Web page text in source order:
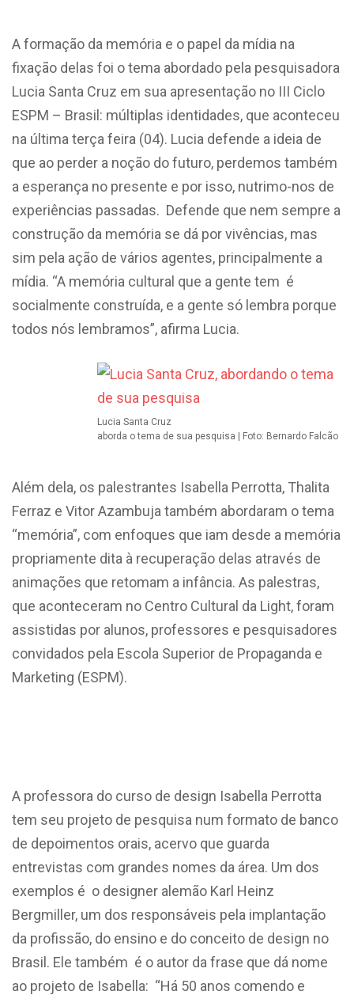
A formação da memória e o papel da mídia na
fixação delas foi o tema abordado pela pesquisadora
Lucia Santa Cruz em sua apresentação no III Ciclo
ESPM – Brasil: múltiplas identidades, que aconteceu
na última terça feira (04). Lucia defende a ideia de
que ao perder a noção do futuro, perdemos também
a esperança no presente e por isso, nutrimo-nos de
experiências passadas. Defende que nem sempre a
construção da memória se dá por vivências, mas
sim pela ação de vários agentes, principalmente a
mídia. “A memória cultural que a gente tem é
socialmente construída, e a gente só lembra porque
todos nós lembramos”, afirma Lucia.
Lucia Santa Cruz
aborda o tema de sua pesquisa | Foto: Bernardo Falcão
Além dela, os palestrantes Isabella Perrotta, Thalita
Ferraz e Vitor Azambuja também abordaram o tema
“memória”, com enfoques que iam desde a memória
propriamente dita à recuperação delas através de
animações que retomam a infância. As palestras,
que aconteceram no Centro Cultural da Light, foram
assistidas por alunos, professores e pesquisadores
convidados pela Escola Superior de Propaganda e
Marketing (ESPM).
A professora do curso de design Isabella Perrotta
tem seu projeto de pesquisa num formato de banco
de depoimentos orais, acervo que guarda
entrevistas com grandes nomes da área. Um dos
exemplos é o designer alemão Karl Heinz
Bergmiller, um dos responsáveis pela implantação
da profissão, do ensino e do conceito de design no
Brasil. Ele também é o autor da frase que dá nome
ao projeto de Isabella: “Há 50 anos comendo e